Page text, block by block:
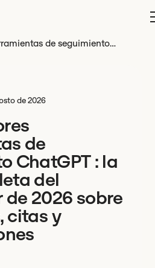
de seguimiento
de 2026
de
ChatGPT : la
del
2026 sobre
citas y